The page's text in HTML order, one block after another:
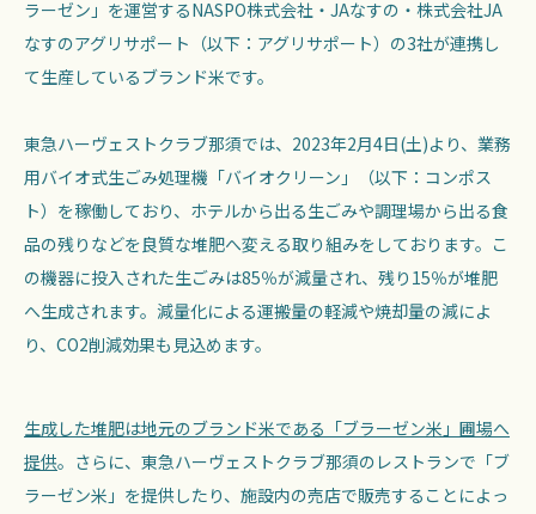
ラーゼン」を運営するNASPO株式会社・JAなすの・株式会社JA
なすのアグリサポート（以下：アグリサポート）の3社が連携し
て生産しているブランド米です。
東急ハーヴェストクラブ那須では、2023年2月4日(土)より、業務
用バイオ式生ごみ処理機「バイオクリーン」（以下：コンポス
ト）を稼働しており、ホテルから出る生ごみや調理場から出る食
品の残りなどを良質な堆肥へ変える取り組みをしております。こ
の機器に投入された生ごみは85％が減量され、残り15％が堆肥
へ生成されます。減量化による運搬量の軽減や焼却量の減によ
り、CO2削減効果も見込めます。
生成した堆肥は地元のブランド米である「ブラーゼン米」圃場へ
提供。さらに、東急ハーヴェストクラブ那須のレストランで「ブ
ラーゼン米」を提供したり、施設内の売店で販売することによっ